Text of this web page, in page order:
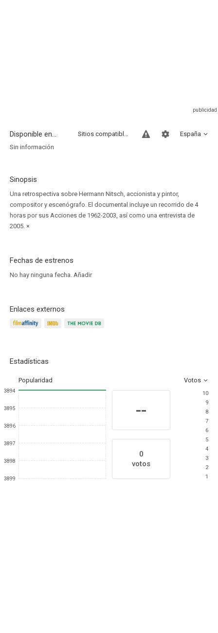
Disponible en... España
Sitios compatibles
Sin información
Sinopsis
Una retrospectiva sobre Hermann Nitsch, accionista y pintor,
compositor y escenógrafo. El documental incluye un recorrido de 4
horas por sus Acciones de 1962-2003, así como una entrevista de
2005. ×
Fechas de estrenos
No hay ninguna fecha. Añadir
Enlaces externos
Estadísticas
Popularidad Votos
3894
3895
3896
3897
3898
3899
--
0
votos
10
9
8
7
6
5
4
3
2
1